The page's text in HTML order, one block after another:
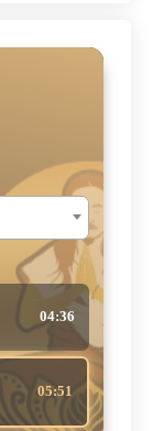
04:36
05:51